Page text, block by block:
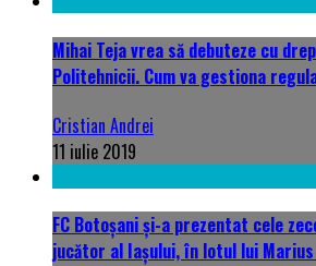
Mihai Teja vrea să debuteze cu
Politehnicii. Cum va gestiona
Cristian Andrei
11 iulie 2019
FC Botoşani şi-a prezentat cele
jucător al Iaşului, în lotul lui